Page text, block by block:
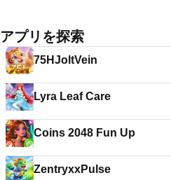
アプリを探索
75HJoltVein
Lyra Leaf Care
Coins 2048 Fun Up
ZentryxxPulse